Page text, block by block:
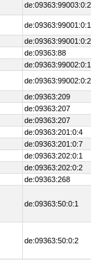
de:09363:99003:0:2
de:09363:99001:0:1
de:09363:99001:0:2
de:09363:88
de:09363:99002:0:1
de:09363:99002:0:2
de:09363:209
de:09363:207
de:09363:207
de:09363:201:0:4
de:09363:201:0:7
de:09363:202:0:1
de:09363:202:0:2
de:09363:268
de:09363:50:0:1
de:09363:50:0:2